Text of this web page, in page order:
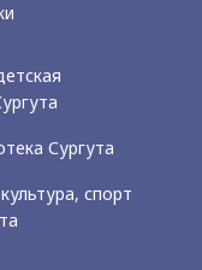
Сургута
спорт